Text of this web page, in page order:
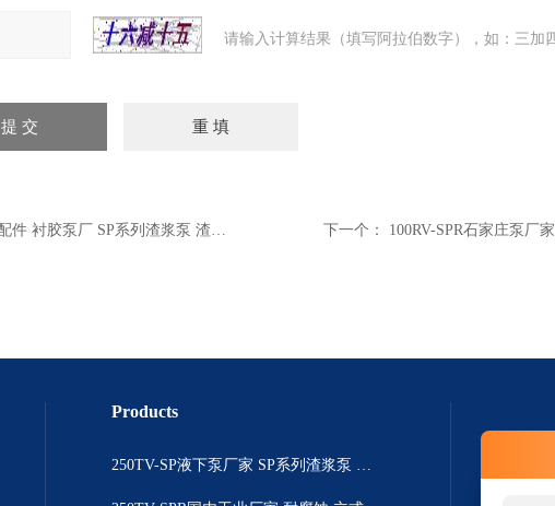
请输入计算结果（填写阿拉伯数字），如：三加
衬胶泵厂 SP系列渣浆泵 渣浆泵生产 下一个： 100RV-SPR石家庄泵厂家 立式
Products
250TV-SP液下泵厂家 SP系列渣浆泵 耐磨耐腐